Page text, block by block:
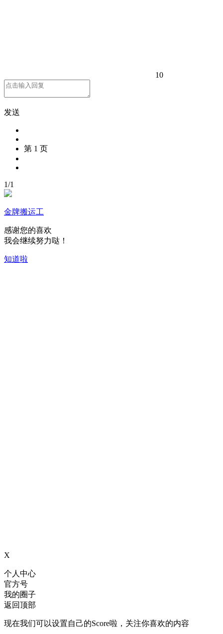
10
发送
第 1 页
1/1
金牌搬运工
感谢您的喜欢
我会继续努力哒！
知道啦
X
个人中心
官方号
我的圈子
返回顶部
现在我们可以设置自己的Score啦，关注你喜欢的内容